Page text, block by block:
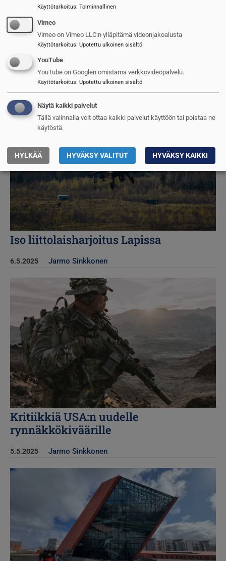
Saksa salaa apunsa
12.5.2025 Jarmo Sinkkonen
Kuva
Iso liittolaisharjoitus Lapissa
6.5.2025 Jarmo Sinkkonen
Kritiikkiä USA:n uudelle
rynnäkkökiväärille
5.5.2025 Jarmo Sinkkonen
Kuva
Käyttötarkoitus: Toiminnallinen
Vimeo
Vimeo on Vimeo LLC:n ylläpitämä videonjakoalusta
Käyttötarkoitus: Upotettu ulkoinen sisältö
YouTube
YouTube on Googlen omistama verkkovideopalvelu.
Käyttötarkoitus: Upotettu ulkoinen sisältö
Näytä kaikki palvelut
Tällä valinnalla voit ottaa kaikki palvelut käyttöön tai poistaa ne
käytöstä.
HYLKÄÄ HYVÄKSY VALITUT HYVÄKSY KAIKKI